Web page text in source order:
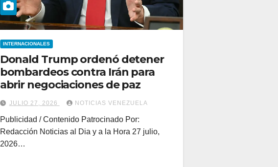
INTERNACIONALES
Donald Trump ordenó detener
bombardeos contra Irán para
abrir negociaciones de paz
JULIO 27, 2026 NOTICIAS VENEZUELA
Publicidad / Contenido Patrocinado Por:
Redacción Noticias al Dia y a la Hora 27 julio,
2026…